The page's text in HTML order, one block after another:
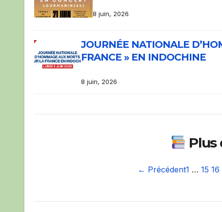
8 juin, 2026
JOURNÉE NATIONALE
FRANCE » EN INDOCHINE
8 juin, 2026
Plus
← Précédent1 … 15 16